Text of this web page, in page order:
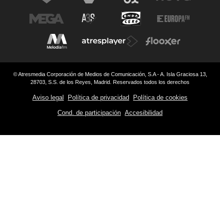
© Atresmedia Corporación de Medios de Comunicación, S.A - A. Isla Graciosa 13,
28703, S.S. de los Reyes, Madrid. Reservados todos los derechos
Aviso legal Política de privacidad Política de cookies
Cond. de participación Accesibilidad